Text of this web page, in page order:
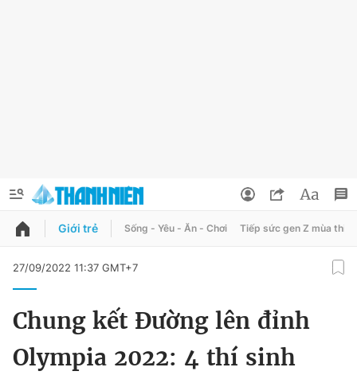
QUẢNG CÁO
Chuyên mục
Đổi mật khẩu
Tin đã lưu
Giới trẻ Sống - Yêu - Ăn - Chơi Tiếp sức gen Z mùa thi
27/09/2022 11:37 GMT+7
Chung kết Đường lên đỉnh
Olympia 2022: 4 thí sinh